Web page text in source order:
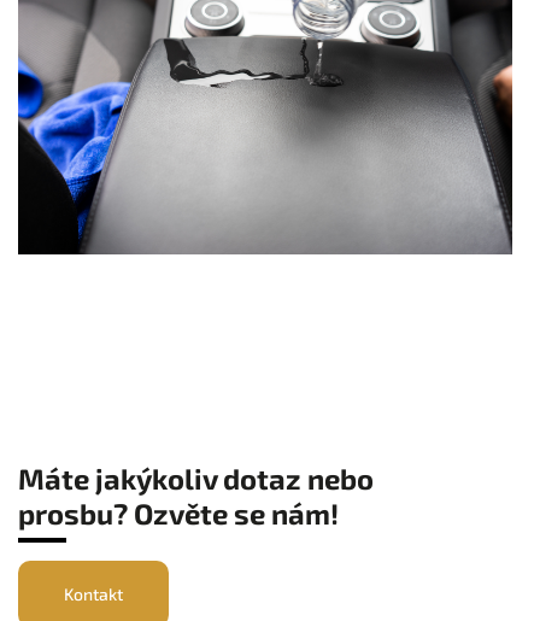
Máte jakýkoliv dotaz nebo
prosbu? Ozvěte se nám!
Kontakt